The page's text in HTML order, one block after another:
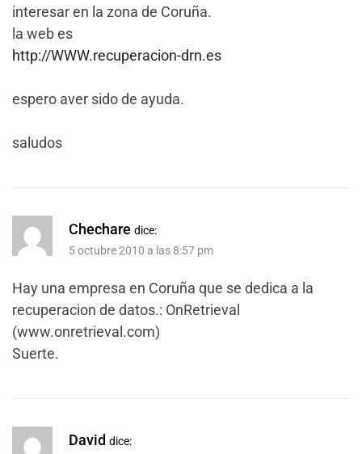
interesar en la zona de Coruña.
la web es
http://WWW.recuperacion-drn.es
espero aver sido de ayuda.
saludos
Chechare dice:
5 octubre 2010 a las 8:57 pm
Hay una empresa en Coruña que se dedica a la
recuperacion de datos.: OnRetrieval
(www.onretrieval.com)
Suerte.
David dice: